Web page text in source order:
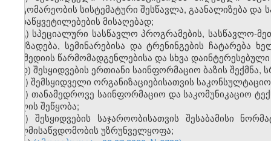
მდგომარეობის სისტემატური შესწავლა, გაანალიზება
გადაწყვეტილებების მისაღებად;
გ) სპეციალური სასწავლო პროგრამების, სასწავლო-
მომზადება, სემინარებისა და ტრენინგების
მასმედიის წარმომადგენლებისა და სხვა
დ) შესყიდვების ერთიანი საინფორმაციო ბაზის
ე) შემსყიდველი ორგანიზაციებისათვის
ვ) თანამედროვე საინფორმაციო და საკომუნიკაციო
ხელის შეწყობა;
ზ) შესყიდვების საჯაროობისათვის შესაბამისი
ხელმისაწვდომობის უზრუნველყოფა;